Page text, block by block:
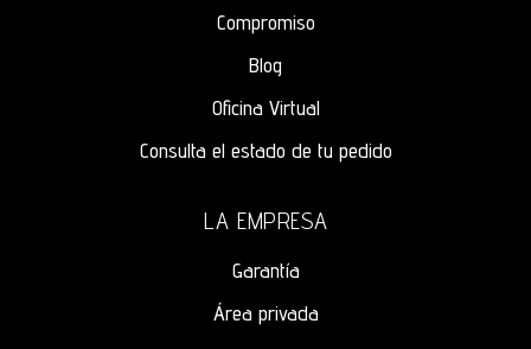
Compromiso
Blog
Oficina Virtual
Consulta el estado de tu pedido
LA EMPRESA
Garantía
Área privada